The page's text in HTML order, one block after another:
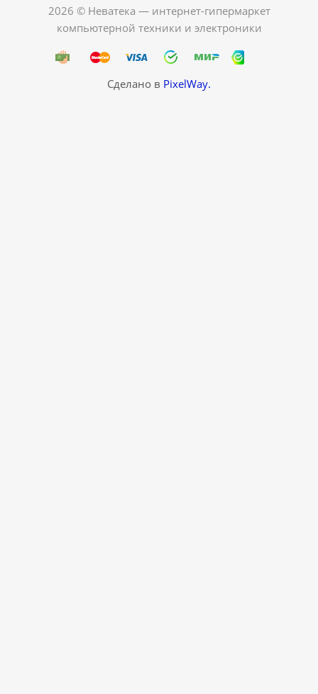
2026 © Неватека — интернет-гипермаркет
компьютерной техники и электроники
Сделано в PixelWay.